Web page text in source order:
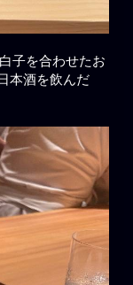
子を合わせたお
本酒を飲んだ